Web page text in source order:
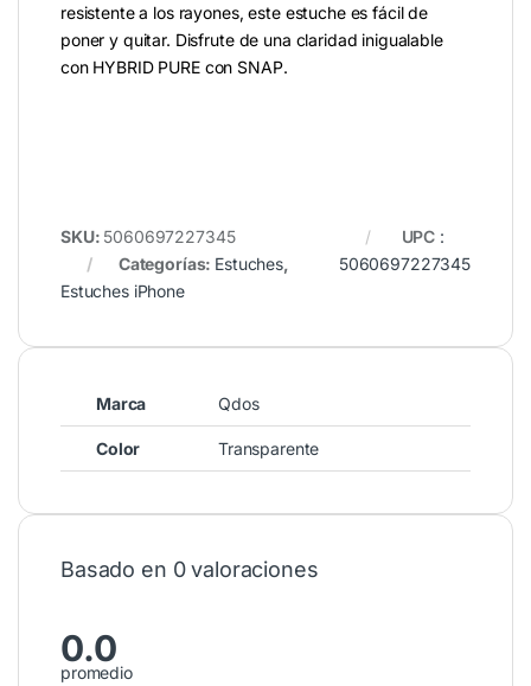
resistente a los rayones, este estuche es fácil de
poner y quitar. Disfrute de una claridad inigualable
con HYBRID PURE con SNAP.
SKU: 5060697227345
Categorías: Estuches,
Estuches iPhone
UPC :
5060697227345
Marca Qdos
Color Transparente
Basado en 0 valoraciones
0.0
promedio